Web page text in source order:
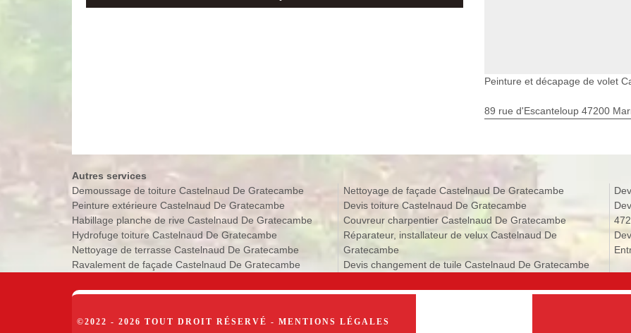
Peinture et décapage de volet
89 rue d'Escanteloup 47200
Autres services
Demoussage de toiture Castelnaud De Gratecambe
Peinture extérieure Castelnaud De Gratecambe
Habillage planche de rive Castelnaud De Gratecambe
Hydrofuge toiture Castelnaud De Gratecambe
Nettoyage de terrasse Castelnaud De Gratecambe
Ravalement de façade Castelnaud De Gratecambe
Nettoyage de façade Castelnaud De Gratecambe
Devis toiture Castelnaud De Gratecambe
Couvreur charpentier Castelnaud De Gratecambe
Réparateur, installateur de velux Castelnaud De
Gratecambe
Devis changement de tuile Castelnaud De Gratecambe
©2022 - 2026 TOUT DROIT RÉSERVÉ - MENTIONS LÉGALES